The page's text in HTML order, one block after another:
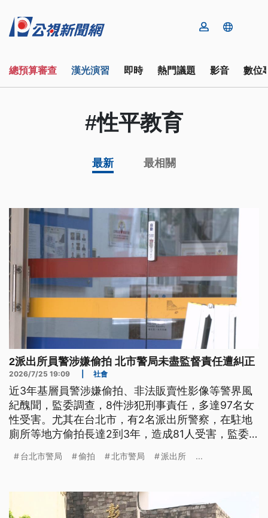
總預算審查 漢光演習 即時 熱門議題 影音 數位
#性平教育
最新 最相關
2派出所員警涉嫌偷拍 北市警局未盡監督責任遭糾正
2026/7/25 19:09 社會
近3年基層員警涉嫌偷拍、非法販賣性影像等警界風
紀醜聞，監委調查，8件涉犯刑事責任，多達97名女
性受害。尤其在台北市，有2名派出所警察，在駐地
廁所等地方偷拍長達2到3年，造成81人受害，監委
此通過糾正。
台北市警局 偷拍 北市警局 派出所 ...